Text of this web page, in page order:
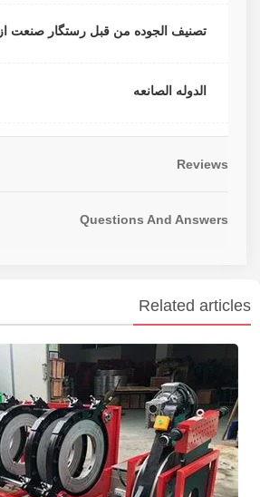
تصنیف الجوده من قبل رستگار صنعت از 0 تا 100
الدوله الصانعه
Reviews
Questions And Answers
Related articles